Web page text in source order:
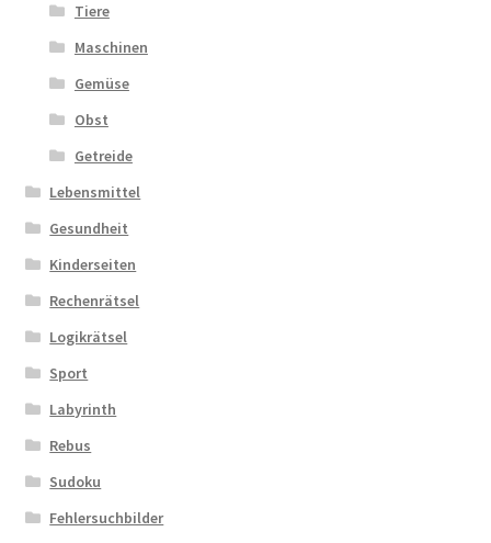
Tiere
Maschinen
Gemüse
Obst
Getreide
Lebensmittel
Gesundheit
Kinderseiten
Rechenrätsel
Logikrätsel
Sport
Labyrinth
Rebus
Sudoku
Fehlersuchbilder